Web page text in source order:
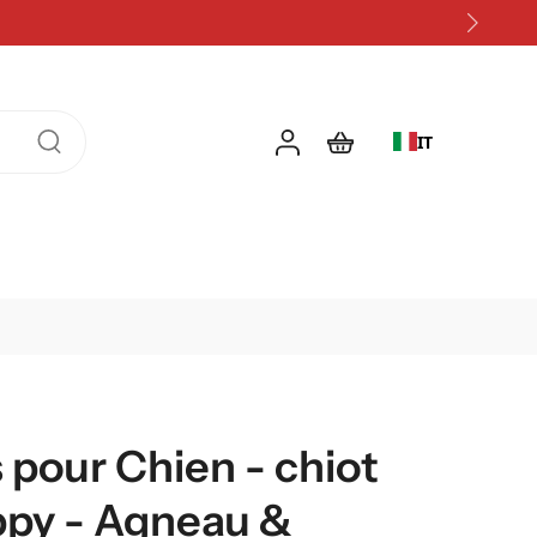
IT
Chien - chiot
- Agneau &